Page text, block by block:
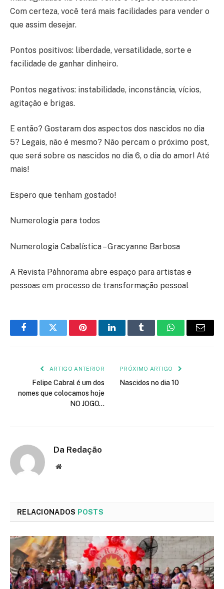
Com certeza, você terá mais facilidades para vender o
que assim desejar.
Pontos positivos: liberdade, versatilidade, sorte e
facilidade de ganhar dinheiro.
Pontos negativos: instabilidade, inconstância, vícios,
agitação e brigas.
E então? Gostaram dos aspectos dos nascidos no dia
5? Legais, não é mesmo? Não percam o próximo post,
que será sobre os nascidos no dia 6, o dia do amor! Até
mais!
Espero que tenham gostado!
Numerologia para todos
Numerologia Cabalística – Gracyanne Barbosa
A Revista Pàhnorama abre espaço para artistas e
pessoas em processo de transformação pessoal
FacebookTwitter PinterestLinkedInTumblr WhatsApp
E-
ARTIGO ANTERIOR
Felipe Cabral é um dos
nomes que colocamos hoje
NO JOGO…
PRÓXIMO ARTIGO
Nascidos no dia 10
Da Redação
Site
RELACIONADOS POSTS